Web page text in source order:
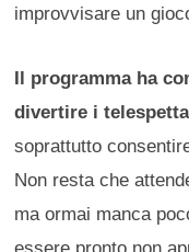
improvvisare un
Il programma ha
divertire i
soprattutto
Non resta che
ma ormai manca
essere pronto non